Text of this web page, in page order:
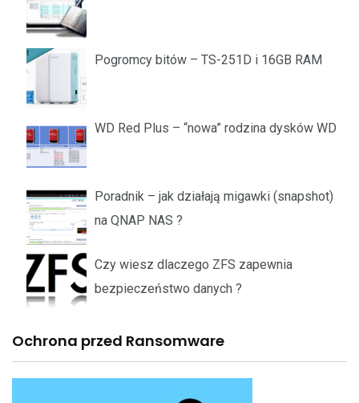
Pogromcy bitów – TS-251D i 16GB RAM
WD Red Plus – “nowa” rodzina dysków WD
Poradnik – jak działają migawki (snapshot)
na QNAP NAS ?
Czy wiesz dlaczego ZFS zapewnia
bezpieczeństwo danych ?
Ochrona przed Ransomware